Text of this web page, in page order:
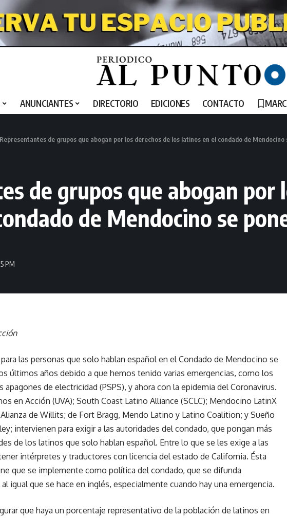
ANUNCIANTES DIRECTORIO EDICIONES CONTACTO
Representantes de grupos que abogan por los derechos de los latinos en el condado de Mendocino
de grupos que abogan por
de Mendocino se
PM
las personas que solo hablan español en el Condado de Mendocino se
últimos años debido a que hemos tenido varias emergencias, como los
de electricidad (PSPS), y ahora con la epidemia del Coronavirus.
en Acción (UVA); South Coast Latino Alliance (SCLC); Mendocino LatinX
de Willits; de Fort Bragg, Mendo Latino y Latino Coalition; y Sueño
intervienen para exigir a las autoridades del condado, que pongan más
de los latinos que solo hablan español. Entre lo que se les exige a las
intérpretes y traductores con licencia del estado de California. Ésta
que se implemente como política del condado, que se difunda
igual que se hace en inglés, especialmente cuando hay una emergencia.
que haya un porcentaje representativo de la población de latinos en